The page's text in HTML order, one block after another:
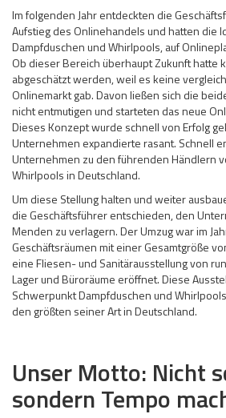
Im folgenden Jahr entdeckten die
Aufstieg des Onlinehandels und hatten die
Dampfduschen und Whirlpools, auf
Ob dieser Bereich überhaupt Zukunft hatte
abgeschätzt werden, weil es keine
Onlinemarkt gab. Davon ließen sich die
nicht entmutigen und starteten das neue
Dieses Konzept wurde schnell von Erfolg
Unternehmen expandierte rasant. Schnell
Unternehmen zu den führenden Händlern
Whirlpools in Deutschland.
Um diese Stellung halten und weiter
die Geschäftsführer entschieden, den
Menden zu verlagern. Der Umzug war im
Geschäftsräumen mit einer Gesamtgröße
eine Fliesen- und Sanitärausstellung von
Lager und Büroräume eröffnet. Diese
Schwerpunkt Dampfduschen und
den größten seiner Art in Deutschland.
Unser Motto: Nicht
sondern Tempo